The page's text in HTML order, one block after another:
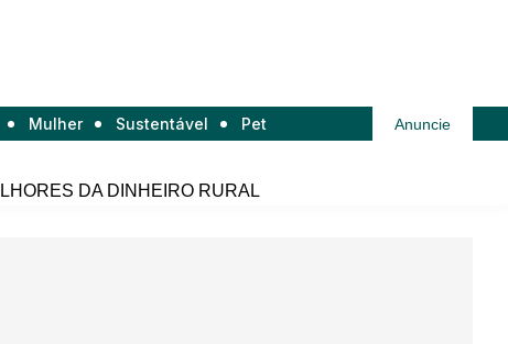
Mulher Sustentável Pet Anuncie
DA DINHEIRO RURAL